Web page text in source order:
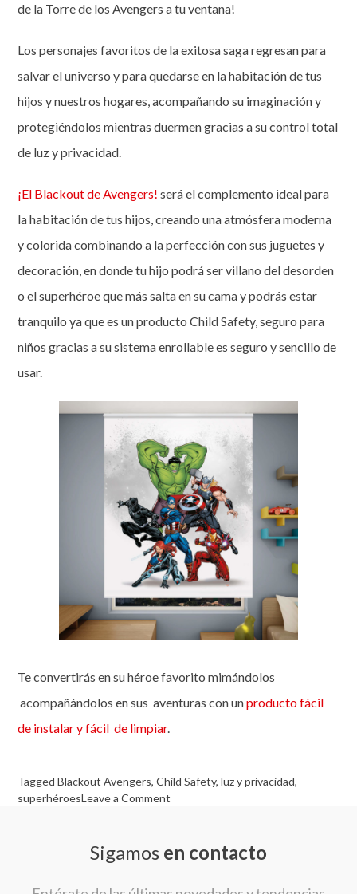
de la Torre de los Avengers a tu ventana!
Los personajes favoritos de la exitosa saga regresan para
salvar el universo y para quedarse en la habitación de tus
hijos y nuestros hogares, acompañando su imaginación y
protegiéndolos mientras duermen gracias a su control total
de luz y privacidad.
¡El Blackout de Avengers! será el complemento ideal para
la habitación de tus hijos, creando una atmósfera moderna
y colorida combinando a la perfección con sus juguetes y
decoración, en donde tu hijo podrá ser villano del desorden
o el superhéroe que más salta en su cama y podrás estar
tranquilo ya que es un producto Child Safety, seguro para
niños gracias a su sistema enrollable es seguro y sencillo de
usar.
Te convertirás en su héroe favorito mimándolos
acompañándolos en sus aventuras con unproducto fácil
de instalar y fácil de limpiar.
TaggedBlackout Avengers,Child Safety,luz y privacidad,
superhéroesLeave a Comment
Avengers:
el
Sigamos en contacto